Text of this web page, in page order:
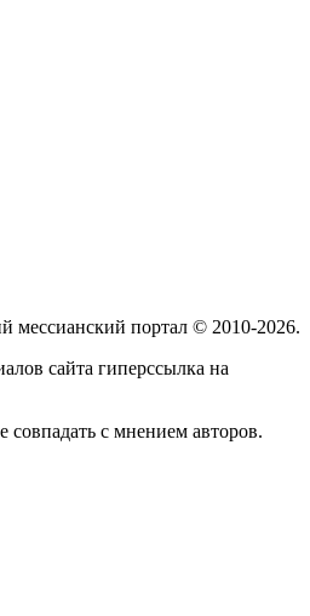
портал © 2010-2026.
сайта гиперссылка на
с мнением авторов.